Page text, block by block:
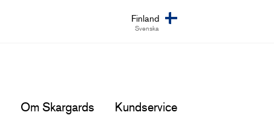
Om Skargards Kundservice
Finland
Svenska